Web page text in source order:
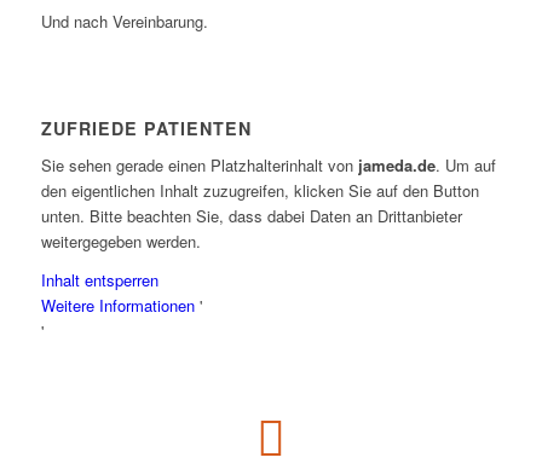
Und nach Vereinbarung.
ZUFRIEDE PATIENTEN
Sie sehen gerade einen Platzhalterinhalt von jameda.de. Um auf
den eigentlichen Inhalt zuzugreifen, klicken Sie auf den Button
unten. Bitte beachten Sie, dass dabei Daten an Drittanbieter
weitergegeben werden.
Inhalt entsperren
Weitere Informationen'
'